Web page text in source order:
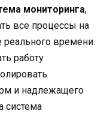
мониторинга,
все процессы на
реального времени.
работу
и надлежащего
система